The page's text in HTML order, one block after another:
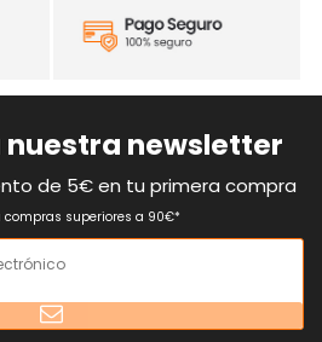
nuestra newsletter
de 5€ en tu primera compra
compras superiores a 90€*